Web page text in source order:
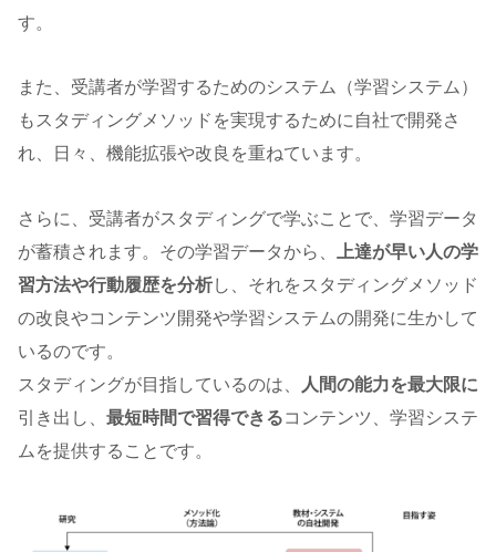
す。
また、受講者が学習するためのシステム（学習システム）
もスタディングメソッドを実現するために自社で開発さ
れ、日々、機能拡張や改良を重ねています。
さらに、受講者がスタディングで学ぶことで、学習データ
が蓄積されます。その学習データから、
上達が早い人の学
習方法や行動履歴を分析し、それをスタディングメソッド
の改良やコンテンツ開発や学習システムの開発に生かして
いるのです。
スタディングが目指しているのは、
人間の能力を最大限に
引き出し、 最短時間で習得できるコンテンツ、学習システ
ムを提供することです。